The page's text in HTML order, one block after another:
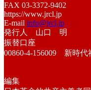
FAX 03-3372-9402
https://www.jrcl.jp
E-mail info@jrcl.jp
発行人 山口 明
振替口座
00860-4-156009 新時代
編集